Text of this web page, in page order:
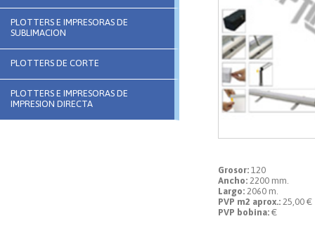
PLOTTERS E IMPRESORAS DE
SUBLIMACION
PLOTTERS DE CORTE
PLOTTERS E IMPRESORAS DE
IMPRESION DIRECTA
Grosor: 120
Ancho: 2200 mm.
Largo: 2060 m.
PVP m2 aprox.: 25,00 €
PVP bobina: €